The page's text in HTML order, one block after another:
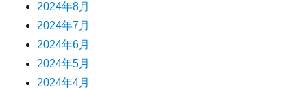
2024年8月
2024年7月
2024年6月
2024年5月
2024年4月